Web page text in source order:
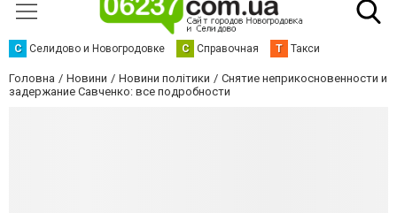
С Селидово и Новогродовке С Справочная Т Такси
Головна Новини Новини політики
Снятие неприкосновенности и
задержание Савченко: все подробности